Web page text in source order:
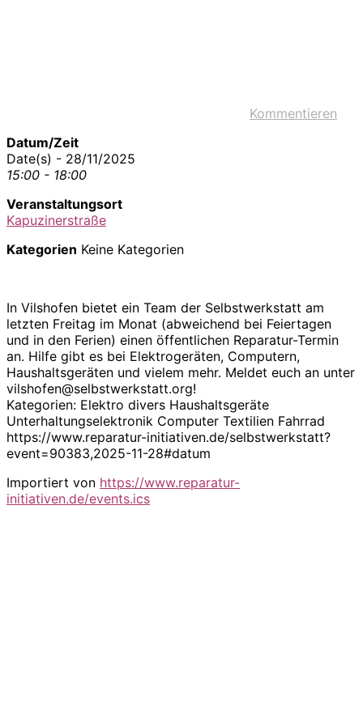
Kommentieren
Datum/Zeit
Date(s) - 28/11/2025
15:00 - 18:00
Veranstaltungsort
Kapuzinerstraße
Kategorien Keine Kategorien
In Vilshofen bietet ein Team der Selbstwerkstatt am
letzten Freitag im Monat (abweichend bei Feiertagen
und in den Ferien) einen öffentlichen Reparatur-Termin
an. Hilfe gibt es bei Elektrogeräten, Computern,
Haushaltsgeräten und vielem mehr. Meldet euch an unter
vilshofen@selbstwerkstatt.org!
Kategorien: Elektro divers Haushaltsgeräte
Unterhaltungselektronik Computer Textilien Fahrrad
https://www.reparatur-initiativen.de/selbstwerkstatt?
event=90383,2025-11-28#datum
Importiert von https://www.reparatur-
initiativen.de/events.ics